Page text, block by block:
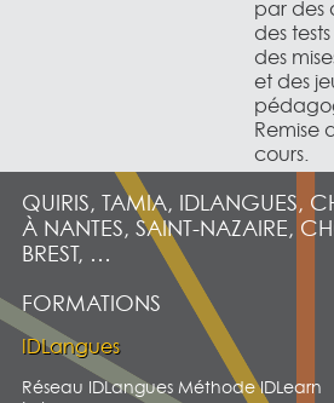
par des
des
des
et des
Remise
cours.
QUIRIS, TAMIA, IDLANGUES,
À NANTES, SAINT-NAZAIRE,
BREST, …
FORMATIONS
IDLangues
Réseau IDLangues Méthode IDLearn